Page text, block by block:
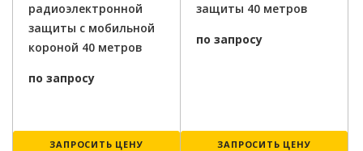
радиоэлектронной
защиты с мобильной
короной 40 метров
по запросу
ЗАПРОСИТЬ ЦЕНУ
защиты 40 метров
по запросу
ЗАПРОСИТЬ ЦЕНУ